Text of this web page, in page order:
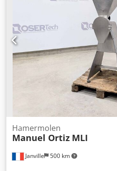
Janville 500 km
Hamermolen
Manuel Ortiz MLI